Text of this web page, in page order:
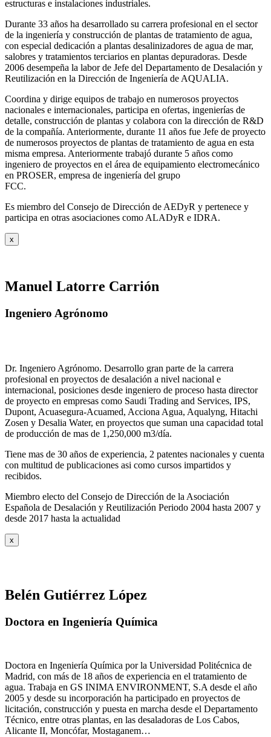
estructuras e instalaciones industriales.
Durante 33 años ha desarrollado su carrera profesional en el sector
de la ingeniería y construcción de plantas de tratamiento de agua,
con especial dedicación a plantas desalinizadores de agua de mar,
salobres y tratamientos terciarios en plantas depuradoras. Desde
2006 desempeña la labor de Jefe del Departamento de Desalación y
Reutilización en la Dirección de Ingeniería de AQUALIA.
Coordina y dirige equipos de trabajo en numerosos proyectos
nacionales e internacionales, participa en ofertas, ingenierías de
detalle, construcción de plantas y colabora con la dirección de R&D
de la compañía. Anteriormente, durante 11 años fue Jefe de proyecto
de numerosos proyectos de plantas de tratamiento de agua en esta
misma empresa. Anteriormente trabajó durante 5 años como
ingeniero de proyectos en el área de equipamiento electromecánico
en PROSER, empresa de ingeniería del grupo
FCC.
Es miembro del Consejo de Dirección de AEDyR y pertenece y
participa en otras asociaciones como ALADyR e IDRA.
x
Manuel Latorre Carrión
Ingeniero Agrónomo
Dr. Ingeniero Agrónomo. Desarrollo gran parte de la carrera
profesional en proyectos de desalación a nivel nacional e
internacional, posiciones desde ingeniero de proceso hasta director
de proyecto en empresas como Saudi Trading and Services, IPS,
Dupont, Acuasegura-Acuamed, Acciona Agua, Aqualyng, Hitachi
Zosen y Desalia Water, en proyectos que suman una capacidad total
de producción de mas de 1,250,000 m3/día.
Tiene mas de 30 años de experiencia, 2 patentes nacionales y cuenta
con multitud de publicaciones asi como cursos impartidos y
recibidos.
Miembro electo del Consejo de Dirección de la Asociación
Española de Desalación y Reutilización Periodo 2004 hasta 2007 y
desde 2017 hasta la actualidad
x
Belén Gutiérrez López
Doctora en Ingeniería Química
Doctora en Ingeniería Química por la Universidad Politécnica de
Madrid, con más de 18 años de experiencia en el tratamiento de
agua. Trabaja en GS INIMA ENVIRONMENT, S.A desde el año
2005 y desde su incorporación ha participado en proyectos de
licitación, construcción y puesta en marcha desde el Departamento
Técnico, entre otras plantas, en las desaladoras de Los Cabos,
Alicante II, Moncófar, Mostaganem…